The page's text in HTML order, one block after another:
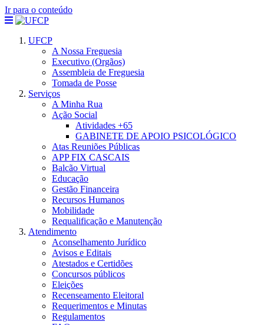
Ir para o conteúdo
UFCP
A Nossa Freguesia
Executivo (Orgãos)
Assembleia de Freguesia
Tomada de Posse
Serviços
A Minha Rua
Ação Social
Atividades +65
GABINETE DE APOIO PSICOLÓGICO
Atas Reuniões Públicas
APP FIX CASCAIS
Balcão Virtual
Educação
Gestão Financeira
Recursos Humanos
Mobilidade
Requalificação e Manutenção
Atendimento
Aconselhamento Jurídico
Avisos e Editais
Atestados e Certidões
Concursos públicos
Eleições
Recenseamento Eleitoral
Requerimentos e Minutas
Regulamentos